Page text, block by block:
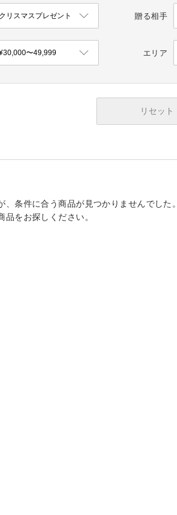
贈る相手
エリア
リセット
、条件に合う商品が見つかりませんでした。
品をお探しください。